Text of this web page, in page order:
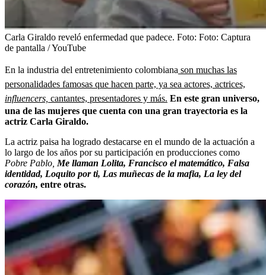
Carla Giraldo reveló enfermedad que padece. Foto: Foto: Captura
de pantalla / YouTube
En la industria del entretenimiento colombiana son muchas las
personalidades famosas que hacen parte, ya sea actores, actrices,
influencers, cantantes, presentadores y más. En este gran universo,
una de las mujeres que cuenta con una gran trayectoria es la
actriz Carla Giraldo.
La actriz paisa ha logrado destacarse en el mundo de la actuación a
lo largo de los años por su participación en producciones como
Pobre Pablo, Me llaman Lolita, Francisco el matemático, Falsa
identidad, Loquito por ti, Las muñecas de la mafia, La ley del
corazón, entre otras.